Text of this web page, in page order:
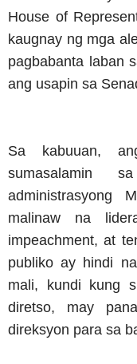
House of
kaugnay ng mga
pagbabanta laban
ang usapin sa
Sa kabuuan,
sumasalamin
administrasyong
malinaw na
impeachment, at
publiko ay hindi
mali, kundi kung
diretso, may
direksyon para sa